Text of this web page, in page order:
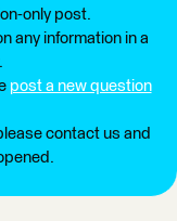
only post.
any information in a
post a new question
contact us and